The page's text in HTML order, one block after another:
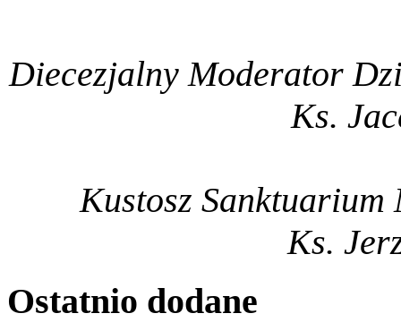
Diecezjalny Moderator
Ks.
Kustosz
Ks.
Ostatnio dodane